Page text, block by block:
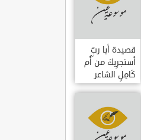
قصيدة أيا ربِّ
أستجرِيكَ من أُم
كَامِلٍ الشاعر
العوام بن عقبة